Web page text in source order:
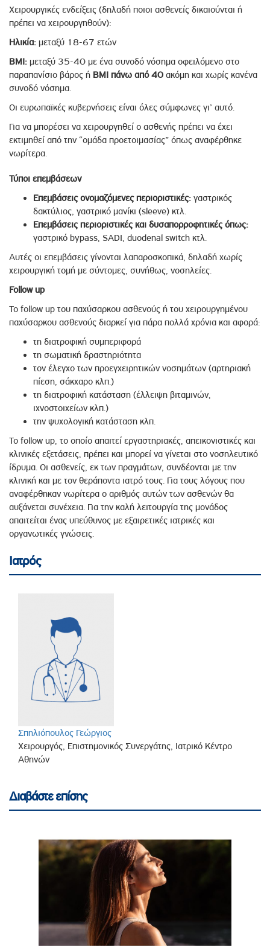
Χειρουργικές ενδείξεις (δηλαδή ποιοι ασθενείς δικαιούνται ή
πρέπει να χειρουργηθούν):
Ηλικία: μεταξύ 18-67 ετών
ΒΜΙ: μεταξύ 35-40 με ένα συνοδό νόσημα οφειλόμενο στο
παραπανίσιο βάρος ή ΒΜΙ πάνω από 40 ακόμη και χωρίς κανένα
συνοδό νόσημα.
Οι ευρωπαϊκές κυβερνήσεις είναι όλες σύμφωνες γι’ αυτό.
Για να μπορέσει να χειρουργηθεί ο ασθενής πρέπει να έχει
εκτιμηθεί από την “ομάδα προετοιμασίας” όπως αναφέρθηκε
νωρίτερα.
Τύποι επεμβάσεων
Επεμβάσεις ονομαζόμενες περιοριστικές: γαστρικός
δακτύλιος, γαστρικό μανίκι (sleeve) κτλ.
Επεμβάσεις περιοριστικές και δυσαπορροφητικές όπως:
γαστρικό bypass, SADI, duodenal switch κτλ.
Αυτές οι επεμβάσεις γίνονται λαπαροσκοπικά, δηλαδή χωρίς
χειρουργική τομή με σύντομες, συνήθως, νοσηλείες.
Followup
To follow up του παχύσαρκου ασθενούς ή του χειρουργημένου
παχύσαρκου ασθενούς διαρκεί για πάρα πολλά χρόνια και αφορά:
τη διατροφική συμπεριφορά
τη σωματική δραστηριότητα
τον έλεγχο των προεγχειρητικών νοσημάτων (αρτηριακή
πίεση, σάκχαρο κλπ.)
τη διατροφική κατάσταση (έλλειψη βιταμινών,
ιχνοστοιχείων κλπ.)
την ψυχολογική κατάσταση κλπ.
Το follow up, το οποίο απαιτεί εργαστηριακές, απεικονιστικές και
κλινικές εξετάσεις, πρέπει και μπορεί να γίνεται στο νοσηλευτικό
ίδρυμα. Οι ασθενείς, εκ των πραγμάτων, συνδέονται με την
κλινική και με τον θεράποντα ιατρό τους. Για τους λόγους που
αναφέρθηκαν νωρίτερα ο αριθμός αυτών των ασθενών θα
αυξάνεται συνέχεια. Για την καλή λειτουργία της μονάδος
απαιτείται ένας υπεύθυνος με εξαιρετικές ιατρικές και
οργανωτικές γνώσεις.
Ιατρός
Σπηλιόπουλος Γεώργιος
Χειρουργός, Επιστημονικός Συνεργάτης, Ιατρικό Κέντρο
Αθηνών
Διαβάστε επίσης